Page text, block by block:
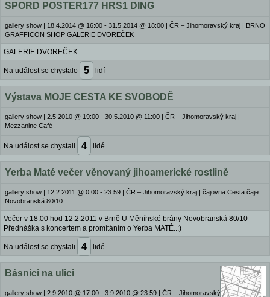
SPORD POSTER177 HRS1 DING
gallery show | 18.4.2014 @ 16:00 - 31.5.2014 @ 18:00 | ČR – Jihomoravský kraj | BRNO
GRAFFICON SHOP GALERIE DVOREČEK
GALERIE DVOREČEK
Na událost se chystalo 5 lidí
Výstava MOJE CESTA KE SVOBODĚ
gallery show | 2.5.2010 @ 19:00 - 30.5.2010 @ 11:00 | ČR – Jihomoravský kraj |
Mezzanine Café
Na událost se chystali 4 lidé
Yerba Maté večer věnovaný jihoamerické rostlině
gallery show | 12.2.2011 @ 0:00 - 23:59 | ČR – Jihomoravský kraj | čajovna Cesta čaje
Novobranská 80/10
Večer v 18:00 hod 12.2.2011 v Brně U Měnínské brány Novobranská 80/10
Přednáška s koncertem a promítáním o Yerba MATÉ..:)
Na událost se chystali 4 lidé
Básníci na ulici
gallery show | 2.9.2010 @ 17:00 - 3.9.2010 @ 23:59 | ČR – Jihomoravský kraj | Divadlo